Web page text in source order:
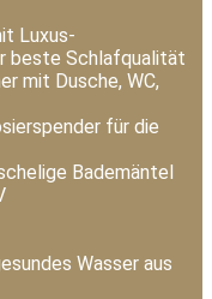
Luxus-
beste Schlafqualität
mit Dusche, WC,
für die
Bademäntel
Wasser aus